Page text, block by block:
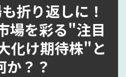
折り返しに！
場を彩る"注目
化け期待株"と
か？？